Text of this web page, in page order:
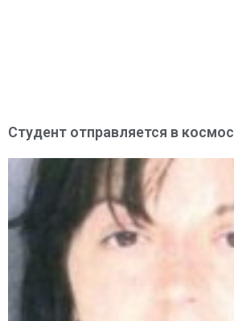
Студент отправляется в космос